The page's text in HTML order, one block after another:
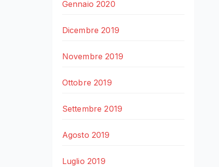
Gennaio 2020
Dicembre 2019
Novembre 2019
Ottobre 2019
Settembre 2019
Agosto 2019
Luglio 2019